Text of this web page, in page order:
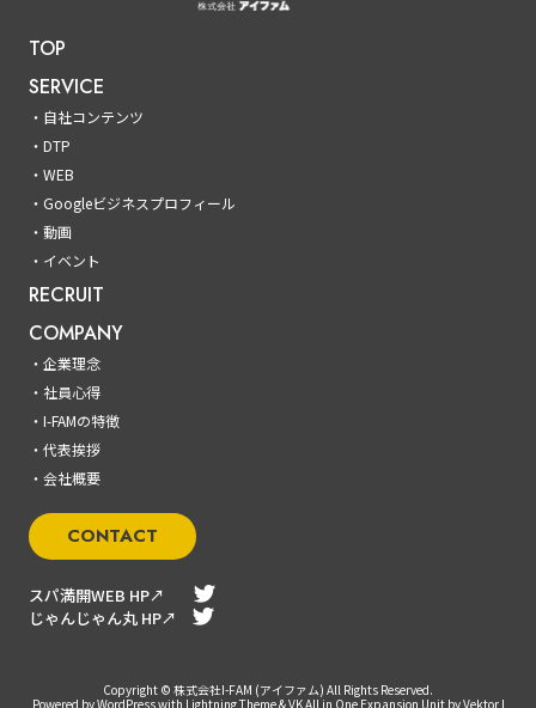
TOP
SERVICE
自社コンテンツ
DTP
WEB
Googleビジネスプロフィール
動画
イベント
RECRUIT
COMPANY
企業理念
社員心得
I-FAMの特徴
代表挨拶
会社概要
CONTACT
スパ満開WEB HP↗
じゃんじゃん丸 HP↗
Copyright © 株式会社I-FAM (アイファム) All Rights Reserved.
Powered by WordPress with Lightning Theme & VK All in One Expansion Unit by Vektor,I